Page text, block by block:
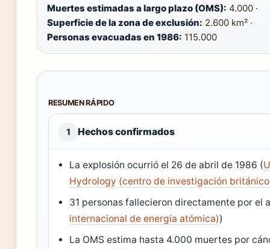
Muertes estimadas a largo plazo (OMS): 4.000 ·
Superficie de la zona de exclusión: 2.600 km² ·
Personas evacuadas en 1986: 115.000
RESUMEN RÁPIDO
1 Hechos confirmados
La explosión ocurrió el 26 de abril de 1986 (
Hydrology (centro de investigación
31 personas fallecieron directamente por el
internacional de energía atómica))
La OMS estima hasta 4.000 muertes por